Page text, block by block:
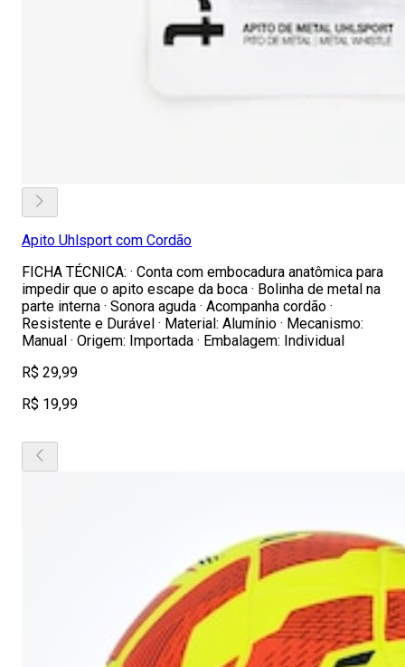
Apito Uhlsport com Cordão
FICHA TÉCNICA: · Conta com embocadura anatômica para
impedir que o apito escape da boca · Bolinha de metal na
parte interna · Sonora aguda · Acompanha cordão ·
Resistente e Durável · Material: Alumínio · Mecanismo:
Manual · Origem: Importada · Embalagem: Individual
R$ 29,99
R$ 19,99